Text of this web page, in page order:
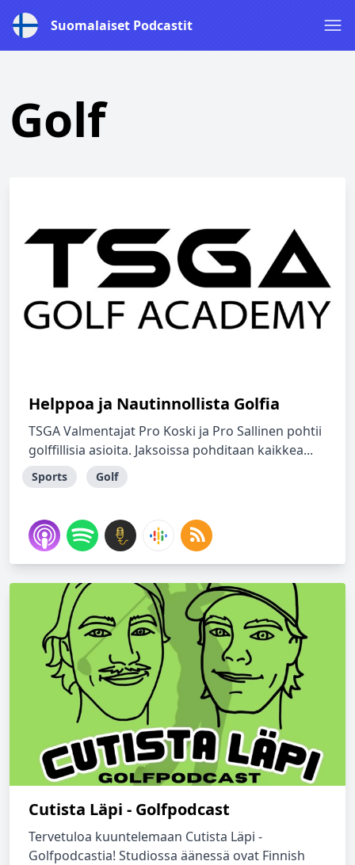
Suomalaiset Podcastit
Golf
Helppoa ja Nautinnollista Golfia
TSGA Valmentajat Pro Koski ja Pro Sallinen pohtii
golffillisia asioita. Jaksoissa pohditaan kaikkea...
Sports Golf
Cutista Läpi - Golfpodcast
Tervetuloa kuuntelemaan Cutista Läpi -
Golfpodcastia! Studiossa äänessä ovat Finnish